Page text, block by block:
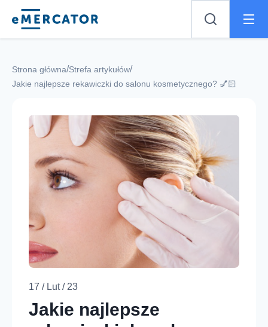
Mercator
Strona główna/Strefa artykułów/
Jakie najlepsze rekawiczki do salonu kosmetycznego? 💅🏻
17 / Lut / 23
Jakie najlepsze